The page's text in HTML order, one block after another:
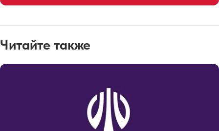
Читайте также